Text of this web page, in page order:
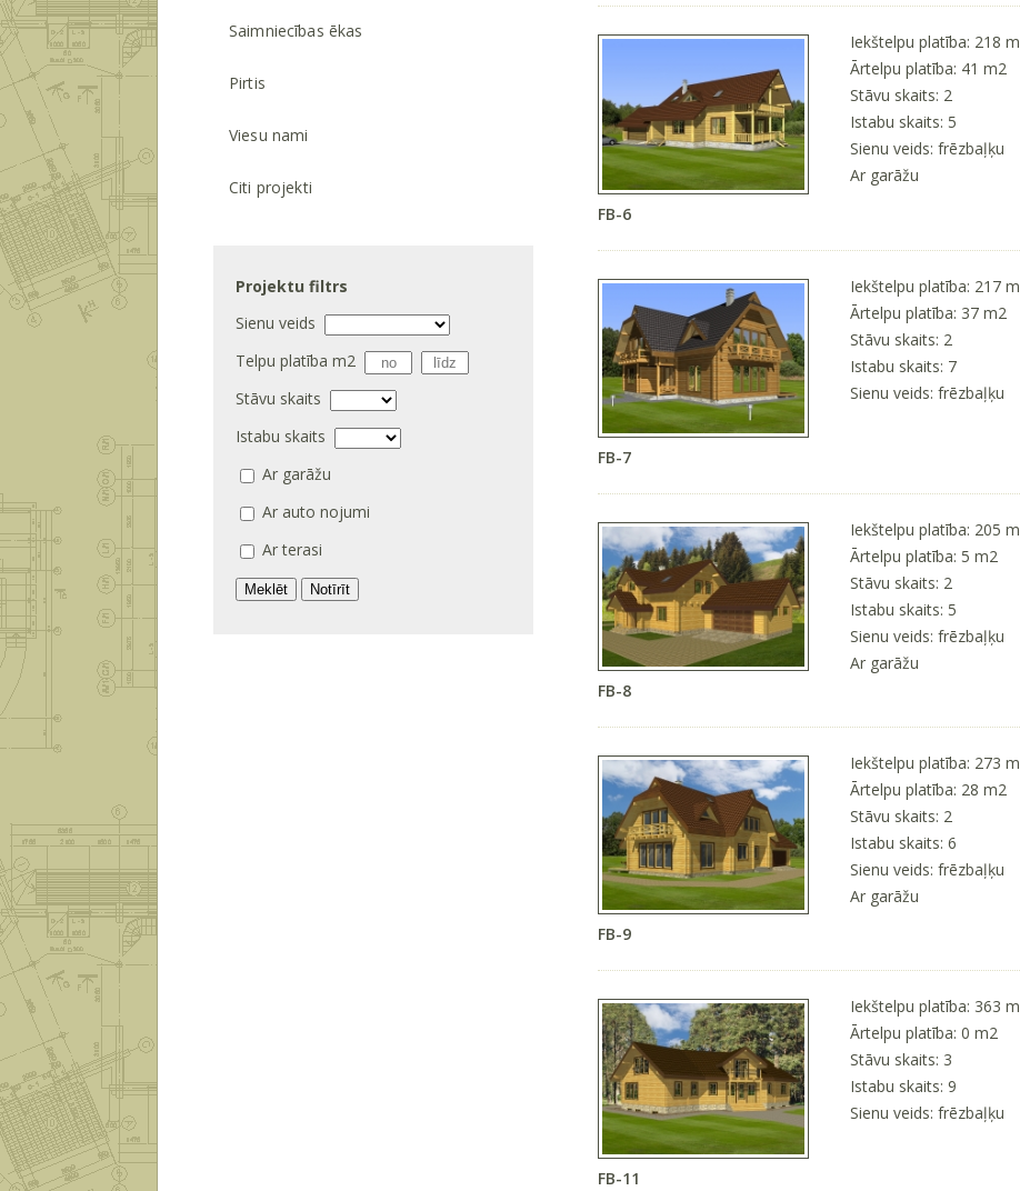
Saimniecības ēkas
Pirtis
Viesu nami
Citi projekti
Projektu filtrs
Sienu veids
Telpu platība m2
Stāvu skaits
Istabu skaits
Ar garāžu
Ar auto nojumi
Ar terasi
FB-6
Iekštelpu platība: 218 m
Ārtelpu platība: 41 m2
Stāvu skaits: 2
Istabu skaits: 5
Sienu veids: frēzbaļķu
Ar garāžu
FB-7
Iekštelpu platība: 217 m
Ārtelpu platība: 37 m2
Stāvu skaits: 2
Istabu skaits: 7
Sienu veids: frēzbaļķu
FB-8
Iekštelpu platība: 205 m
Ārtelpu platība: 5 m2
Stāvu skaits: 2
Istabu skaits: 5
Sienu veids: frēzbaļķu
Ar garāžu
FB-9
Iekštelpu platība: 273 m
Ārtelpu platība: 28 m2
Stāvu skaits: 2
Istabu skaits: 6
Sienu veids: frēzbaļķu
Ar garāžu
FB-11
Iekštelpu platība: 363 m
Ārtelpu platība: 0 m2
Stāvu skaits: 3
Istabu skaits: 9
Sienu veids: frēzbaļķu